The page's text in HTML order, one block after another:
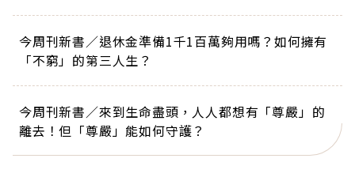
今周刊新書／退休金準備1千1百萬夠用嗎？如何擁有
「不窮」的第三人生？
今周刊新書／來到生命盡頭，人人都想有「尊嚴」的
離去！但「尊嚴」能如何守護？